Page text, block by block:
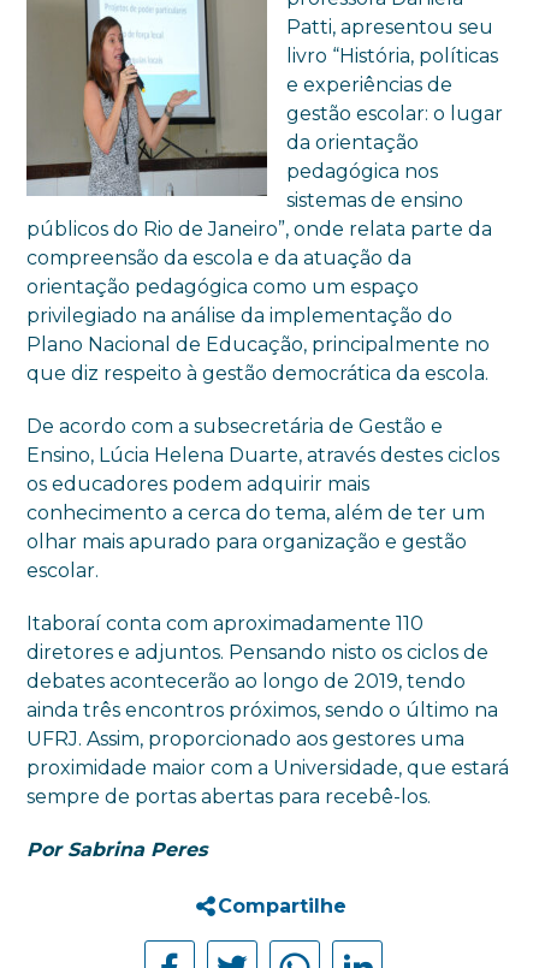
Patti, apresentou seu
livro “História, políticas
e experiências de
gestão escolar: o lugar
da orientação
pedagógica nos
sistemas de ensino
públicos do Rio de Janeiro”, onde relata parte da
compreensão da escola e da atuação da
orientação pedagógica como um espaço
privilegiado na análise da implementação do
Plano Nacional de Educação, principalmente no
que diz respeito à gestão democrática da escola.
De acordo com a subsecretária de Gestão e
Ensino, Lúcia Helena Duarte, através destes ciclos
os educadores podem adquirir mais
conhecimento a cerca do tema, além de ter um
olhar mais apurado para organização e gestão
escolar.
Itaboraí conta com aproximadamente 110
diretores e adjuntos. Pensando nisto os ciclos de
debates acontecerão ao longo de 2019, tendo
ainda três encontros próximos, sendo o último na
UFRJ. Assim, proporcionado aos gestores uma
proximidade maior com a Universidade, que estará
sempre de portas abertas para recebê-los.
Por Sabrina Peres
Compartilhe